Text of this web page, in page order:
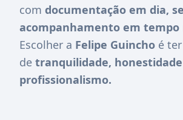
com documentação em dia,
acompanhamento em tempo
Escolher a Felipe Guincho é
de tranquilidade,
profissionalismo.